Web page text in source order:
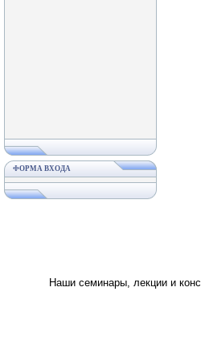
ФОРМА ВХОДА
Наши семинары, лекции и